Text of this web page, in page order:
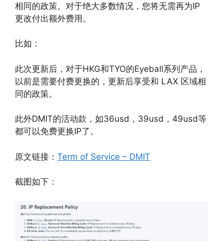
相同的政策。对于绝大多数情况，您将无需再为IP
更改付出额外费用。
比如：
此次更新后，对于HKG和TYO的Eyeball系列产品，
以前是需要付费更换的，更新后享受和 LAX 区域相
同的政策。
此外DMIT的活动款，如36usd，39usd，49usd等
都可以免费更换IP了。
原文链接： Term of Service – DMIT
截图如下：